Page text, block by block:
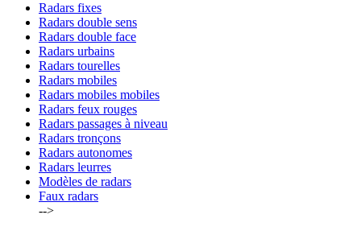
Radars fixes
Radars double sens
Radars double face
Radars urbains
Radars tourelles
Radars mobiles
Radars mobiles mobiles
Radars feux rouges
Radars passages à niveau
Radars tronçons
Radars autonomes
Radars leurres
Modèles de radars
Faux radars
-->